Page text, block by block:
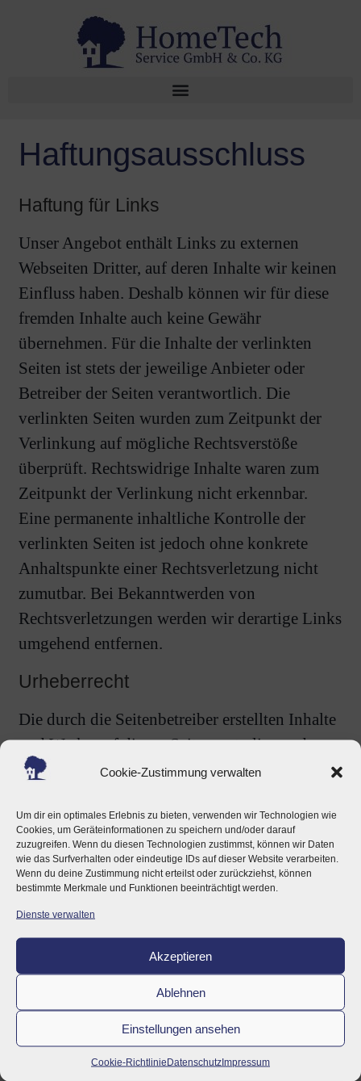
Cookie-Zustimmung verwalten
Um dir ein optimales Erlebnis zu bieten, verwenden wir Technologien wie
Cookies, um Geräteinformationen zu speichern und/oder darauf
zuzugreifen. Wenn du diesen Technologien zustimmst, können wir Daten
wie das Surfverhalten oder eindeutige IDs auf dieser Website verarbeiten.
Wenn du deine Zustimmung nicht erteilst oder zurückziehst, können
bestimmte Merkmale und Funktionen beeinträchtigt werden.
Dienste verwalten
Akzeptieren
Ablehnen
Einstellungen ansehen
Cookie-RichtlinieDatenschutzImpressum
Haftungsausschluss
Haftung für Links
Unser Angebot enthält Links zu externen
Webseiten Dritter, auf deren Inhalte wir keinen
Einfluss haben. Deshalb können wir für diese
fremden Inhalte auch keine Gewähr
übernehmen. Für die Inhalte der verlinkten
Seiten ist stets der jeweilige Anbieter oder
Betreiber der Seiten verantwortlich. Die
verlinkten Seiten wurden zum Zeitpunkt der
Verlinkung auf mögliche Rechtsverstöße
überprüft. Rechtswidrige Inhalte waren zum
Zeitpunkt der Verlinkung nicht erkennbar.
Eine permanente inhaltliche Kontrolle der
verlinkten Seiten ist jedoch ohne konkrete
Anhaltspunkte einer Rechtsverletzung nicht
zumutbar. Bei Bekanntwerden von
Rechtsverletzungen werden wir derartige Links
umgehend entfernen.
Urheberrecht
Die durch die Seitenbetreiber erstellten Inhalte
und Werke auf diesen Seiten unterliegen dem
deutschen Urheberrecht. Die Vervielfältigung,
Verwertung außerhalb der Grenzen des
Urheberrechtes bedürfen der schriftlichen
Zustimmung des jeweiligen Autors bzw.
Erstellers. Downloads und Kopien dieser Seite
sind nur für den privaten, nicht kommerziellen
Gebrauch gestattet. Soweit die Inhalte auf
dieser Seite nicht vom Betreiber erstellt
wurden, werden die Urheberrechte Dritter
beachtet. Insbesondere werden Inhalte Dritter
als solche gekennzeichnet. Sollten Sie
trotzdem auf eine Urheberrechtsverletzung